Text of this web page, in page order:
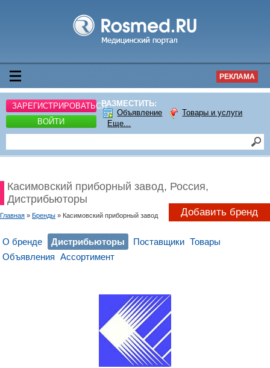
РЕКЛАМА
ЗАРЕГИСТРИРОВАТЬСЯ
ВОЙТИ
РАЗМЕСТИТЬ:
Объявление
Товары и услуги
Еще...
Касимовский приборный завод, Россия,
Дистрибьюторы
Главная » Бренды » Касимовский приборный завод Добавить бренд
О бренде Дистрибьюторы Поставщики Товары
Объявления Ассортимент